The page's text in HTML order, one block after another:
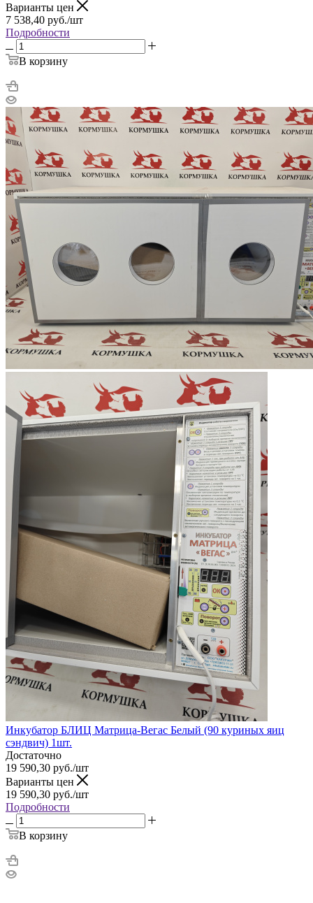
Варианты цен
7 538,40 руб./шт
Подробности
В корзину
Инкубатор БЛИЦ Матрица-Вегас Белый (90 куриных яиц
сэндвич) 1шт.
Достаточно
19 590,30 руб./шт
Варианты цен
19 590,30 руб./шт
Подробности
В корзину